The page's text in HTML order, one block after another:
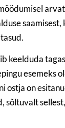
saamisest,
keelduda
esemeks
ostja on
sõltuvalt